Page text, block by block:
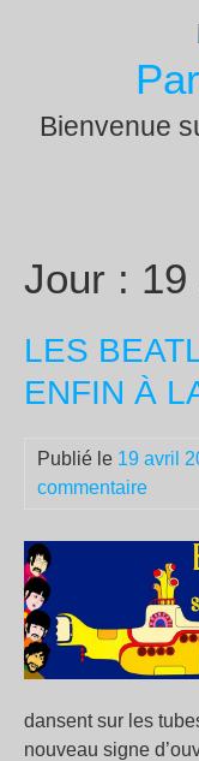
Bienvenue
Jour : 19
LES
ENFIN À
Publié le 19 avril
commentaire
dansent sur les
nouveau signe